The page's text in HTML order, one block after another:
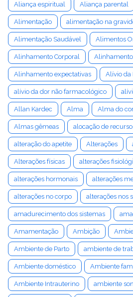
Aliança espiritual Aliança parental
Alimentação alimentação na
Alimentação Saudável Alimentos
Alinhamento Corporal
Alinhamento expectativas Alívio da
alívio da dor não farmacológico
Allan Kardec Alma Alma do
Almas gêmeas alocação de
alteração do apetite Alterações
Alterações físicas alterações
alterações hormonais alterações
alterações no corpo alterações nos
amadurecimento dos sistemas
Amamentação Ambição
Ambiente de Parto ambiente de
Ambiente doméstico Ambiente
Ambiente Intrauterino ambiente